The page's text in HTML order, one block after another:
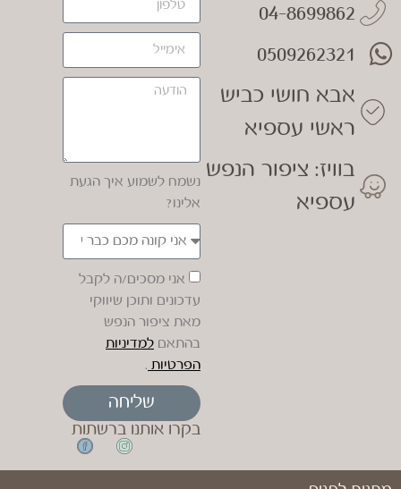
04-8699862
0509262321
אבא חושי כביש
ראשי עספיא
בוויז: ציפור הנפש
עספיא
נשמח לשמוע איך הגעת
אלינו?
אני מסכים/ה לקבל
עדכונים ותוכן שיווקי
מאת ציפור הנפש
בהתאם למדיניות
הפרטיות .
שליחה
בקרו אותנו ברשתות